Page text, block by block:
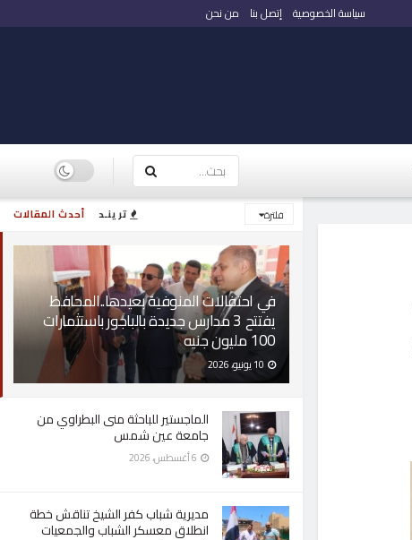
أحدث المقالات ترينـد فلترة
في احتفالات المنوفية بعيدها..المحافظ
يفتتح 3 مدارس جديدة بالباجور باستثمارات
100 مليون جنيه
الماجستير للباحثة منى البطراوي من
جامعة عين شمس
مديرية شباب كفر الشيخ تناقش خطة
انطلاق معسكر الشباب والجمعيات
سياسة الخصوصية إتصل بنا من نحن